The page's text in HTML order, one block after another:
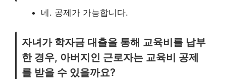
네. 공제가 가능합니다.
자녀가 학자금 대출을 통해 교육비를 납부
한 경우, 아버지인 근로자는 교육비 공제
를 받을 수 있을까요?